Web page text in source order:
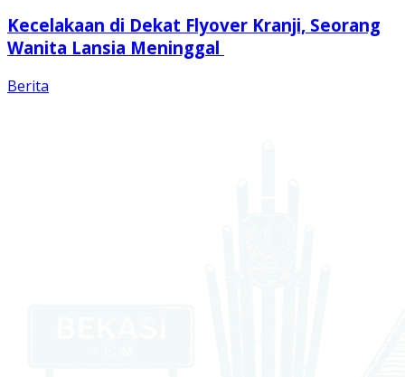
Kecelakaan di Dekat Flyover Kranji, Seorang
Wanita Lansia Meninggal
Berita